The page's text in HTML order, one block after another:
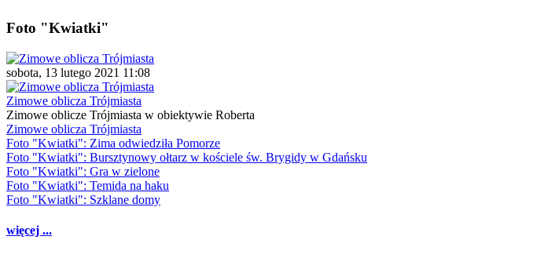
Foto "Kwiatki"
sobota, 13 lutego 2021 11:08
Zimowe oblicza Trójmiasta
Zimowe oblicze Trójmiasta w obiektywie Roberta
Zimowe oblicza Trójmiasta
Foto "Kwiatki": Zima odwiedziła Pomorze
Foto "Kwiatki": Bursztynowy ołtarz w kościele św. Brygidy w Gdańsku
Foto "Kwiatki": Gra w zielone
Foto "Kwiatki": Temida na haku
Foto "Kwiatki": Szklane domy
więcej ...